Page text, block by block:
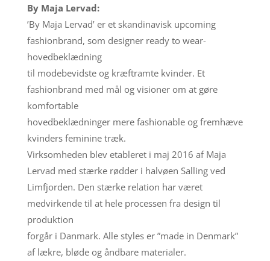
By Maja Lervad:
’By Maja Lervad’ er et skandinavisk upcoming
fashionbrand, som designer ready to wear-
hovedbeklædning
til modebevidste og kræftramte kvinder. Et
fashionbrand med mål og visioner om at gøre
komfortable
hovedbeklædninger mere fashionable og fremhæve
kvinders feminine træk.
Virksomheden blev etableret i maj 2016 af Maja
Lervad med stærke rødder i halvøen Salling ved
Limfjorden. Den stærke relation har været
medvirkende til at hele processen fra design til
produktion
forgår i Danmark. Alle styles er ”made in Denmark”
af lækre, bløde og åndbare materialer.